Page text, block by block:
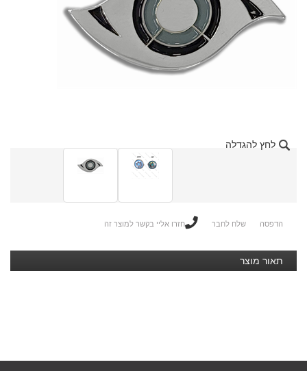
לחץ להגדלה
הדפסה שלח לחבר חזרו אליי בקשר למוצר זה
תאור מוצר